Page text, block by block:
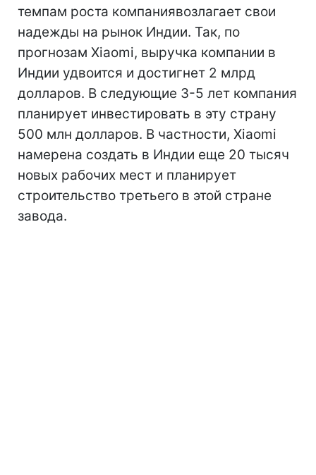
темпам роста компаниявозлагает свои
надежды на рынок Индии. Так, по
прогнозам Xiaomi, выручка компании в
Индии удвоится и достигнет 2 млрд
долларов. В следующие 3-5 лет компания
планирует инвестировать в эту страну
500 млн долларов. В частности, Xiaomi
намерена создать в Индии еще 20 тысяч
новых рабочих мест и планирует
строительство третьего в этой стране
завода.